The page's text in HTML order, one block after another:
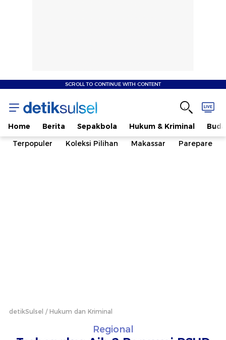
SCROLL TO CONTINUE WITH CONTENT
Home Berita Sepakbola Hukum & Kriminal
Terpopuler
Koleksi Pilihan Makassar Parepare
detikSulsel Hukum dan Kriminal
Regional